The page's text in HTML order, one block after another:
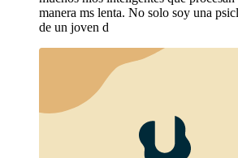
manera ms lenta. No solo soy una
de un joven d